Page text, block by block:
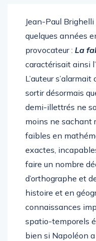
Jean-Paul
quelques années
provocateur : La
caractérisait ainsi
L’auteur
sortir désormais
demi-illettrés ne
moins ne sachant
faibles en
exactes,
faire un nombre
d’orthographe et
histoire et en
connaissances
spatio-temporels
bien si Napoléon